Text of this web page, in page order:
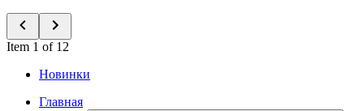
Item 1 of 12
Новинки
Главная